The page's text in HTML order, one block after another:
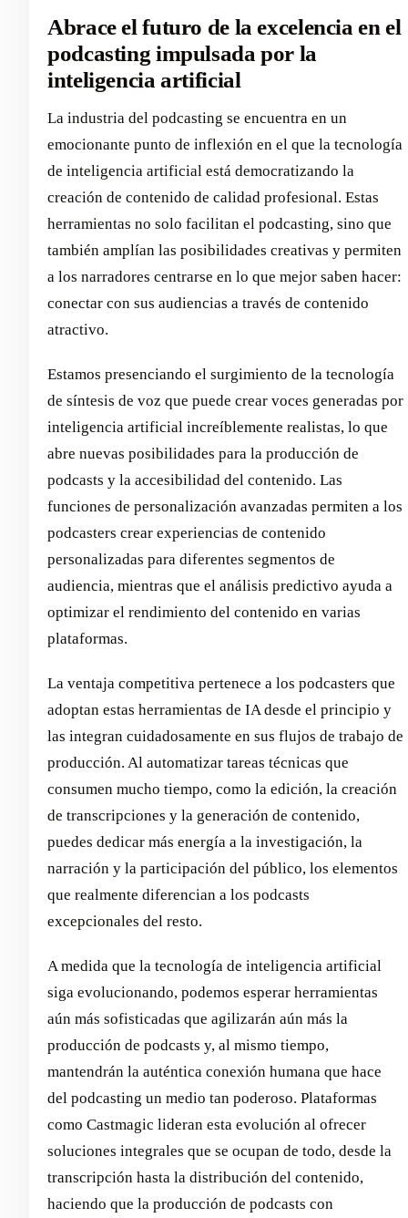
Abrace el futuro de la excelencia en el
podcasting impulsada por la
inteligencia artificial
La industria del podcasting se encuentra en un
emocionante punto de inflexión en el que la tecnología
de inteligencia artificial está democratizando la
creación de contenido de calidad profesional. Estas
herramientas no solo facilitan el podcasting, sino que
también amplían las posibilidades creativas y permiten
a los narradores centrarse en lo que mejor saben hacer:
conectar con sus audiencias a través de contenido
atractivo.
Estamos presenciando el surgimiento de la tecnología
de síntesis de voz que puede crear voces generadas por
inteligencia artificial increíblemente realistas, lo que
abre nuevas posibilidades para la producción de
podcasts y la accesibilidad del contenido. Las
funciones de personalización avanzadas permiten a los
podcasters crear experiencias de contenido
personalizadas para diferentes segmentos de
audiencia, mientras que el análisis predictivo ayuda a
optimizar el rendimiento del contenido en varias
plataformas.
La ventaja competitiva pertenece a los podcasters que
adoptan estas herramientas de IA desde el principio y
las integran cuidadosamente en sus flujos de trabajo de
producción. Al automatizar tareas técnicas que
consumen mucho tiempo, como la edición, la creación
de transcripciones y la generación de contenido,
puedes dedicar más energía a la investigación, la
narración y la participación del público, los elementos
que realmente diferencian a los podcasts
excepcionales del resto.
A medida que la tecnología de inteligencia artificial
siga evolucionando, podemos esperar herramientas
aún más sofisticadas que agilizarán aún más la
producción de podcasts y, al mismo tiempo,
mantendrán la auténtica conexión humana que hace
del podcasting un medio tan poderoso. Plataformas
como Castmagic lideran esta evolución al ofrecer
soluciones integrales que se ocupan de todo, desde la
transcripción hasta la distribución del contenido,
haciendo que la producción de podcasts con